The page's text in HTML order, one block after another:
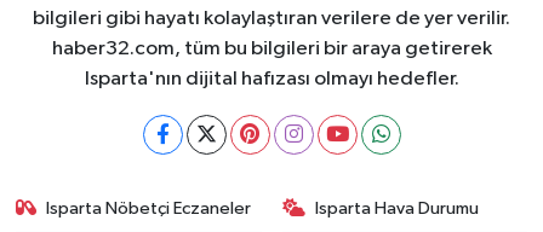
bilgileri gibi hayatı kolaylaştıran verilere de yer verilir.
haber32.com, tüm bu bilgileri bir araya getirerek
Isparta'nın dijital hafızası olmayı hedefler.
Isparta Nöbetçi Eczaneler Isparta Hava Durumu